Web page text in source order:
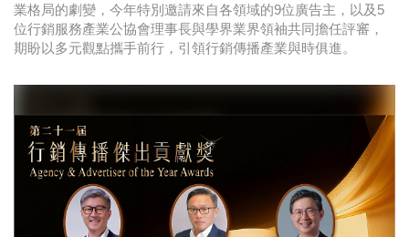
業格局的劇變，今年特別邀請來自各領域的9位廣告主，以及5
位行銷服務產業公協會理事長與學界業界領袖共同擔任評審，
期盼以多元觀點攜手前行，引領行銷傳播產業與時俱進。
時尚
金獎的代價 牛恆泰：沒人知道我失去什麼！
台灣百事食品 注重品牌體驗創造差異化
黃麗萍：媒體代理商有幫客戶升級的責任！
牛恆泰：媒體產業蛻變關鍵期，數位轉型該怎麼
搞？（上）